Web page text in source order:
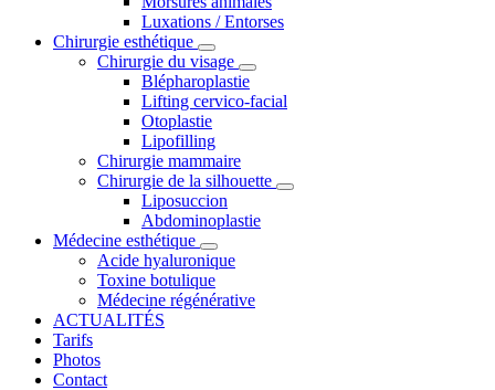
Luxations / Entorses
Chirurgie esthétique
Chirurgie du visage
Blépharoplastie
Lifting cervico-facial
Otoplastie
Lipofilling
Chirurgie mammaire
Chirurgie de la silhouette
Liposuccion
Abdominoplastie
Médecine esthétique
Acide hyaluronique
Toxine botulique
Médecine régénérative
ACTUALITÉS
Tarifs
Photos
Contact